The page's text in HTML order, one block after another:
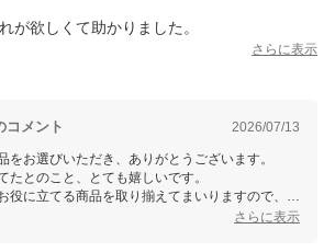
が欲しくて助かりました。
さらに表示
コメント 2026/07/13
をお選びいただき、ありがとうございます。
たとのこと、とても嬉しいです。
役に立てる商品を取り揃えてまいりますので、ま
さらに表示